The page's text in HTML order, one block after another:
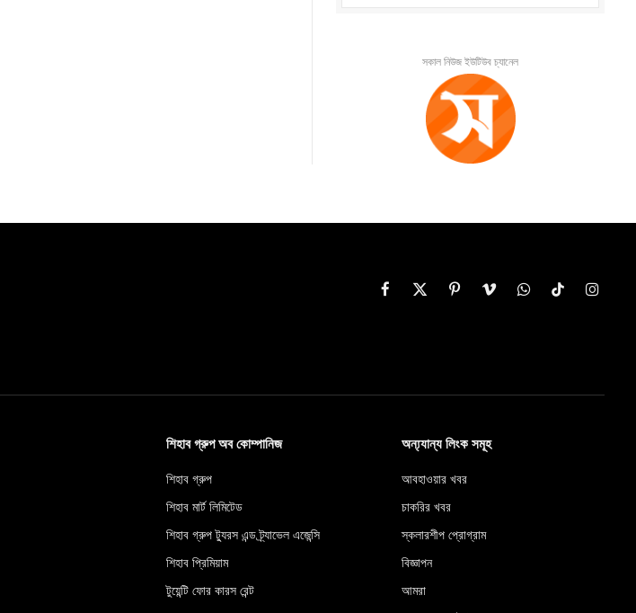
সকাল নিউজ ইউটিউব চ্যানেল
Facebook
X
PinterestVimeoWhatsAppTikTok
শিহাব গ্রুপ অব কোম্পানিজ
শিহাব গ্রুপ
শিহাব মার্ট লিমিটেড
শিহাব গ্রুপ ট্যুরস এন্ড ট্র্যাভেল এজেন্সি
শিহাব প্রিমিয়াম
টুয়েন্টি ফোর কারস রেন্ট
অন্য্যান্য লিংক সমূহ
আবহাওয়ার খবর
চাকরির খবর
স্কলারশীপ প্রোগ্রাম
বিজ্ঞাপন
আমরা